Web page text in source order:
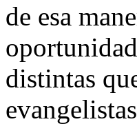
de esa
distintas